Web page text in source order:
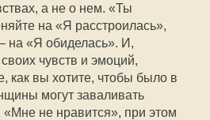
а не о нем. «Ты
на «Я расстроилась»,
«Я обиделась». И,
чувств и эмоций,
как вы хотите, чтобы было в
могут заваливать
не нравится», при этом